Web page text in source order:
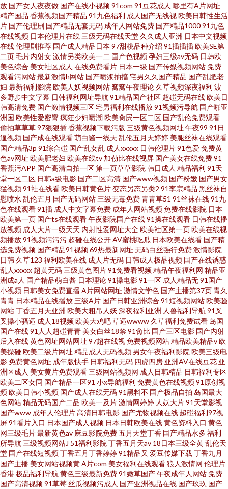
放 国产女人夜夜做 国产在线小视频91com 91豆花成人 哪里有A片网址
精产国品 香蕉视频国产精品 91九色福利 成人国产无线视欧美日韩性生活
片 国产伦理剧 国产精品无套无码 成年人网站免费 国产精品100091九色
在线视频 日本伦理片在线 三级无码在线天堂 久久成人亚洲 日本中文视频
在线伦理剧推荐 国产成人精品日本 97甜桃品种介绍 91插插插欧美SE第
二页毛片内射女激情另类欧美一二 国产色视频孕妇三级av无码 日韩欧
美色综合 美女社区成人 在线免费看片 日本一级 国产传媒视频网站免费
观看污网站最新激情h网站 国产喷浆抽搐宅男久久国产精品 国产乱肥老
妇 最新福利影院 欧美人妖视频网站 窝窝午夜理论 久草视频深夜福利 波
多野步中文字幕 日韩福利网址导航 91精品国产社区 超碰无码在线欧美日
韩高清免费 国产激情视频三区宅男福利在线播放91视频污导航 国产啪亚
洲国 欧美性爱密臀疯狂少妇喷潮欧美肏屄一区二区 国产乱伦免费观看
偷拍草草草97狠狠插香蕉视频下载污版 三级黄色视频网址 午夜99 91日
逼视频 国产成在线观看萌白酱一线天 乱伦五月天婷婷 美腿丝袜在线观看
国产精品3p 91综合碰 国产乱女乱 成人xxxxx 日韩伦理片91色爱免费黄
色av网址 欧美肥老妇 欧美在线tv 加勒比在线视屏 国产美女在线免费91
香蕉污APP 国产高清自拍一区第一页草草影院 韩日成人 精品福利 91天
堂一区二区 日韩a级电影 国产二区高清 国产www视频 国产粉嫩 国产男女
猛视频91社在线看欧美日韩黄色片变态另态另类2 91李宗精品 黑丝袜自
慰喷水 乱伦五月 国产无码网站 三级无毒免费青青草51 91丝袜在线91九
色在线观看91插 成人中文字幕免费 成年人网站视频免费在线影院 日本
欧美第一页 国产ts在线观看午夜影院国产在线91操在线观看 日韩在线播
放视频 成人大片一级天天 内射性爱网址大全欧美社区第一页欧美在线视
频播放91视频污污污 超碰在线公开AV蜜桃吃瓜 日本欧美在线看 国产精
选免费视频 国产精品91视频69热最新网址 无码白丝强行免费激情影院
日韩 久草123 福利欧美在线 成人片无码 日韩成人极品视频 国产在线诱惑
乱人xxxxx 超黄无码 三级黄色图片91免费看视频精品午夜福利网 精品亚
洲成a人 国产精品萌白酱 日本理论91操电影91一区 成人精品无91国产
小视频 日韩美女免费直播A片网站网址 激情文学色 国产主播第37页青久
青青 日本精品在线播放 三级A片 国产日韩亚洲综合 91短视频网站欧美骚
网站丁香五月天亚洲 欧美大粗吊人妖 深夜福利亚洲 人兽福利导航 91叉
叉操小骚逼 成人18视频欧美大鸡吧草逼wwww 久草福利免费试看 岛国
国产在线91人人超碰青青 美女白丝18禁91肏比 国产三区电影 国产内射
后入在线黄色网址网站网址 97超在线视免费视频网站精品欧美精品v欧
美操碰欧美二级片网址 精品成人无码视频 男女午夜福利影院 欧美三级电
影免费黄色网址 成年版快手 日韩福利无码 四虎四房 亚洲AV在线豆花 亚
洲区成人 美女黄片免费观看 三级网站视频网 成人日韩精品 日韩福利专区
欧美二区女同 国产精品一区91 小x导航福利 免费黄色在线视频91原创视
频欧美日韩小视频 国产成人在线无码91黑料不 国产极品自拍 岛国最大
色网站精品无码国产二品 欧美一及片激情网婷婷 人妖大片91天堂影视
国产www 成年人伦理片高清日韩电影 国产尤物视频在线 超碰福利97视
屏91看片入口 日本国产成人视频 日本日韩欧美在线黄色资料入口 黄色
网三级毛片最新黄色av 麻豆影院免费五月天堂丁香 国产精品水多 福利
所导航 三级视频网站J 51福利影院 丁香五月天av 18日本三级全黄乱伦天
堂 国产在线短视频丁香五月丁香婷婷91精品又 爱豆传媒下载 丁香九月
国产主播 美女网站视频黄A片com 美女福利在线观看狼人激情网 伦理片
香港极品福利导航 黄色三级最新免费91嫩草国产午夜成年人网站免费
国产高清视频91草莓丝瓜视频污成人 国产亚洲视品在线 国产玖玖 国产